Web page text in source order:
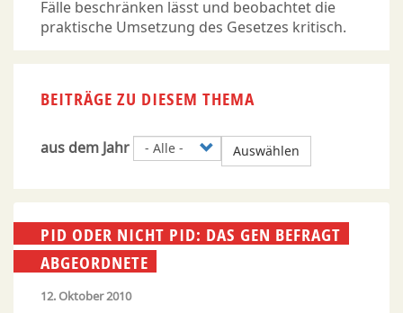
Fälle beschränken lässt und beobachtet die
praktische Umsetzung des Gesetzes kritisch.
BEITRÄGE ZU DIESEM THEMA
aus dem Jahr Auswählen
PID ODER NICHT PID: DAS GEN BEFRAGT
ABGEORDNETE
12. Oktober 2010